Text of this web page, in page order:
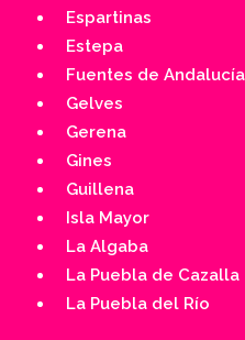
Espartinas
Estepa
Fuentes de Andalucía
Gelves
Gerena
Gines
Guillena
Isla Mayor
La Algaba
La Puebla de Cazalla
La Puebla del Río